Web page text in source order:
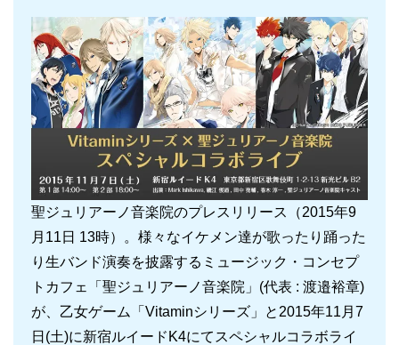
聖ジュリアーノ音楽院のプレスリリース（2015年9
月11日 13時）。様々なイケメン達が歌ったり踊った
り生バンド演奏を披露するミュージック・コンセプ
トカフェ「聖ジュリアーノ音楽院」(代表 : 渡邉裕章)
が、乙女ゲーム「Vitaminシリーズ」と2015年11月7
日(土)に新宿ルイードK4にてスペシャルコラボライ